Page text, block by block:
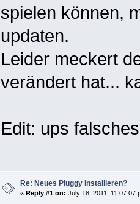
spielen können,
updaten.
Leider meckert
verändert hat...
Edit: ups
Re: Neues Pluggy installieren?
« Reply #1 on: July 18, 2011, 11:07:07